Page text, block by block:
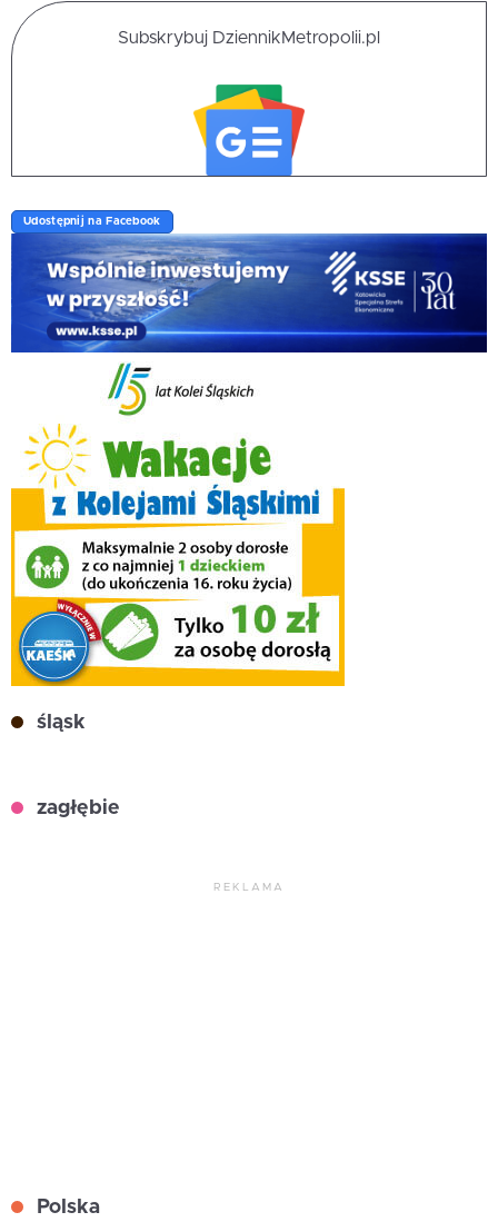
Subskrybuj DziennikMetropolii.pl
Udostępnij na Facebook
śląsk
zagłębie
REKLAMA
Polska